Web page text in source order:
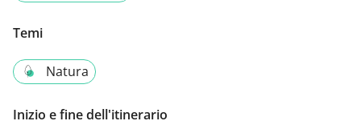
Temi
Natura
Inizio e fine dell'itinerario